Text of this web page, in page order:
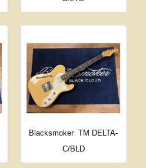
Blacksmoker TM DELTA-
C/BLD